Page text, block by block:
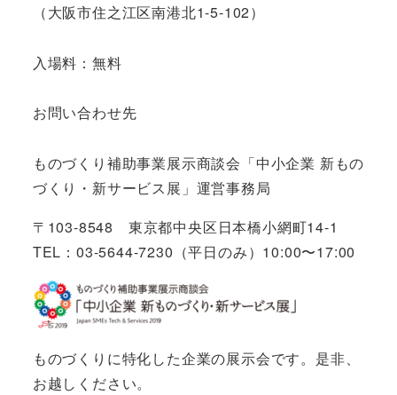
（大阪市住之江区南港北1-5-102）
入場料：無料
お問い合わせ先
ものづくり補助事業展示商談会「中小企業 新もの
づくり・新サービス展」運営事務局
〒103-8548 東京都中央区日本橋小網町14-1
TEL：03-5644-7230（平日のみ）10:00〜17:00
ものづくりに特化した企業の展示会です。是非、
お越しください。